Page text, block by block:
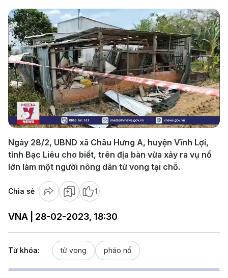
Play
Video
Ngày 28/2, UBND xã Châu Hưng A, huyện Vĩnh Lợi,
tỉnh Bạc Liêu cho biết, trên địa bàn vừa xảy ra vụ nổ
lớn làm một người nông dân tử vong tại chỗ.
Chia sẻ 1
VNA | 28-02-2023, 18:30
Từ khóa: tử vong pháo nổ